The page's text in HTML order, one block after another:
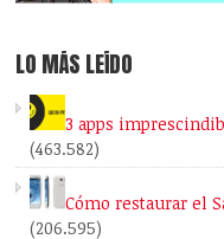
LO MÁS LEÍDO
3 apps
(463.582)
Cómo restaurar el
(206.595)